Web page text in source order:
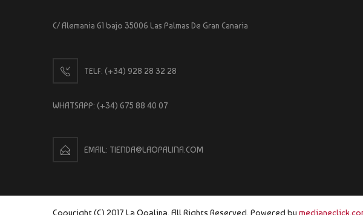
C/ Alemania 61 bajo 35006 Las Palmas De Gran Canaria
TELF: (+34) 928 28 32 28
WHATSAPP: (+34) 675 88 40 07
EMAIL: TIENDA@LAOPALINA.COM
Copyright (C) 2017 La Opalina. All Rights Reserved. Powered by